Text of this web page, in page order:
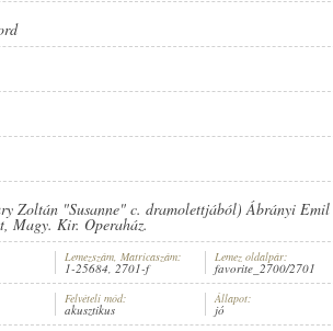
Zoltán "Susanne" c. dramolettjából) Ábrányi Emil
Magy. Kir. Operaház.
Lemezszám, Matricaszám:
1-25684, 2701-f
Lemez oldalpár:
favorite_2700/2701
Felvételi mód:
akusztikus
Állapot:
jó